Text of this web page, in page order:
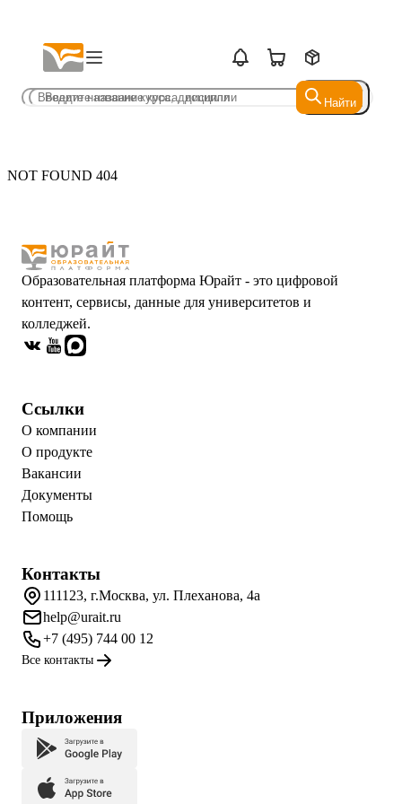
Найти
Найти
NOT FOUND 404
Образовательная платформа Юрайт - это цифровой
контент, сервисы, данные для университетов и
колледжей.
Ссылки
О компании
О продукте
Вакансии
Документы
Помощь
Контакты
111123, г.Москва, ул. Плеханова, 4а
help@urait.ru
+7 (495) 744 00 12
Все контакты
Приложения